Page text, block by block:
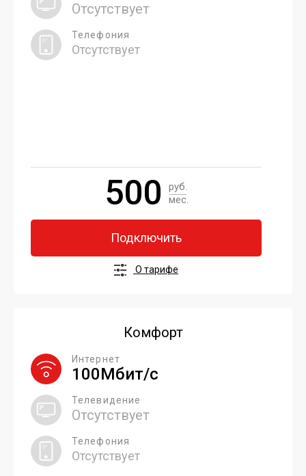
Отсутствует
Отсутствует
Телефония
500
руб.
мес.
Подключить
О тарифе
Комфорт
100Мбит/с
Интернет
Отсутствует
Телевидение
Отсутствует
Телефония